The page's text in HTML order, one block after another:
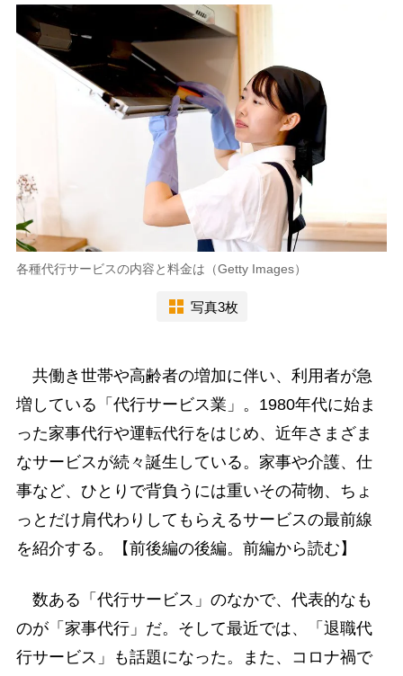
各種代行サービスの内容と料金は（Getty Images）
写真3枚
共働き世帯や高齢者の増加に伴い、利用者が急
増している「代行サービス業」。1980年代に始ま
った家事代行や運転代行をはじめ、近年さまざま
なサービスが続々誕生している。家事や介護、仕
事など、ひとりで背負うには重いその荷物、ちょ
っとだけ肩代わりしてもらえるサービスの最前線
を紹介する。【前後編の後編。前編から読む】
数ある「代行サービス」のなかで、代表的なも
のが「家事代行」だ。そして最近では、「退職代
行サービス」も話題になった。また、コロナ禍で